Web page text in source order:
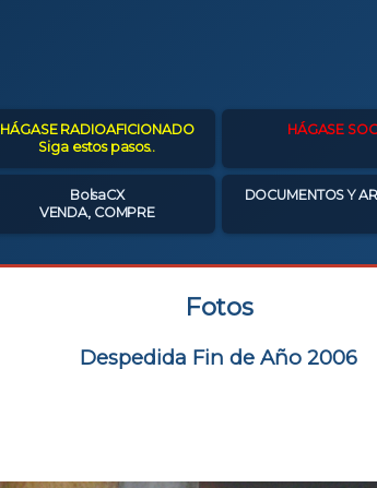
HÁGASE RADIOAFICIONADO
Siga estos pasos..
HÁGASE
BolsaCX
VENDA, COMPRE
DOCUMENTOS Y
Fotos
Despedida Fin de Año 2006